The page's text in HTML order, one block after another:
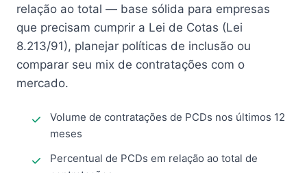
relação ao total — base sólida para empresas
que precisam cumprir a Lei de Cotas (Lei
8.213/91), planejar políticas de inclusão ou
comparar seu mix de contratações com o
mercado.
Volume de contratações de PCDs nos últimos 12
meses
Percentual de PCDs em relação ao total de